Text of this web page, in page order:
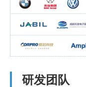
研发团队